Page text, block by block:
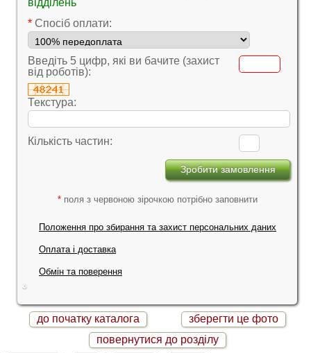
* Cпосіб оплати:
Введіть 5 цифр, які ви бачите (захист
від роботів):
Текстура:
Кількість частин:
* поля з червоною зірочкою потрібно заповнити
Положення про збирання та захист персональних даних
Оплата і доставка
Обмін та поверення
до початку каталога
зберегти це фото
повернутися до розділу